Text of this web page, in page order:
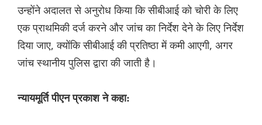
उन्होंने अदालत से अनुरोध किया कि सीबीआई को चोरी के लिए
एक प्राथमिकी दर्ज करने और जांच का निर्देश देने के लिए निर्देश
दिया जाए, क्योंकि सीबीआई की प्रतिष्ठा में कमी आएगी, अगर
जांच स्थानीय पुलिस द्वारा की जाती है।
न्यायमूर्ति पीएन प्रकाश ने कहा: